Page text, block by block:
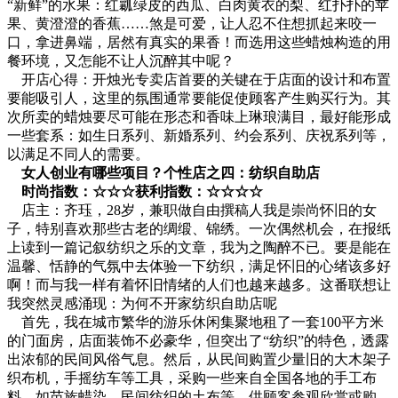
“新鲜”的水果：红瓤绿皮的西瓜、白肉黄衣的梨、红扑扑的苹
果、黄澄澄的香蕉……煞是可爱，让人忍不住想抓起来咬一
口，拿进鼻端，居然有真实的果香！而选用这些蜡烛构造的用
餐环境，又怎能不让人沉醉其中呢？
开店心得：开烛光专卖店首要的关键在于店面的设计和布置
要能吸引人，这里的氛围通常要能促使顾客产生购买行为。其
次所卖的蜡烛要尽可能在形态和香味上琳琅满目，最好能形成
一些套系：如生日系列、新婚系列、约会系列、庆祝系列等，
以满足不同人的需要。
女人创业有哪些项目？个性店之四：纺织自助店
时尚指数：☆☆☆获利指数：☆☆☆☆
店主：齐珏，28岁，兼职做自由撰稿人我是崇尚怀旧的女
子，特别喜欢那些古老的绸缎、锦绣。一次偶然机会，在报纸
上读到一篇记叙纺织之乐的文章，我为之陶醉不已。要是能在
温馨、恬静的气氛中去体验一下纺织，满足怀旧的心绪该多好
啊！而与我一样有着怀旧情绪的人们也越来越多。这番联想让
我突然灵感涌现：为何不开家纺织自助店呢
首先，我在城市繁华的游乐休闲集聚地租了一套100平方米
的门面房，店面装饰不必豪华，但突出了“纺织”的特色，透露
出浓郁的民间风俗气息。然后，从民间购置少量旧的大木架子
织布机，手摇纺车等工具，采购一些来自全国各地的手工布